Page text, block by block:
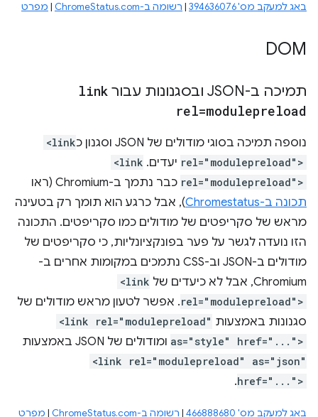
באג למעקב מס' 394636076 | רשומה ב-ChromeStatus.com | מפרט
DOM
תמיכה ב-JSON ובסגנונות עבור
link
rel=modulepreload
נוספה תמיכה בסוגי מודולים של JSON וסגנון כ
<link
rel="modulepreload"> יעדים. ‫ <link
rel="modulepreload"> כבר נתמך ב-Chromium (ראו
תכונה ב-Chromestatus
), אבל כרגע הוא תומך רק בטעינה
מראש של סקריפטים של מודולים כמו סקריפטים. התכונה
הזו נועדה לגשר על פער בפונקציונליות, כי סקריפטים של
מודולים ב-JSON וב-CSS נתמכים במקומות אחרים ב-
Chromium, אבל לא כיעדים של
<link
rel="modulepreload">. אפשר לטעון מראש מודולים של
סגנונות באמצעות <link rel="modulepreload"
as="style" href="..."> ומודולים של JSON באמצעות
<link rel="modulepreload" as="json"
href="...">
.
באג למעקב מס' 466888680 | רשומה ב-ChromeStatus.com | מפרט